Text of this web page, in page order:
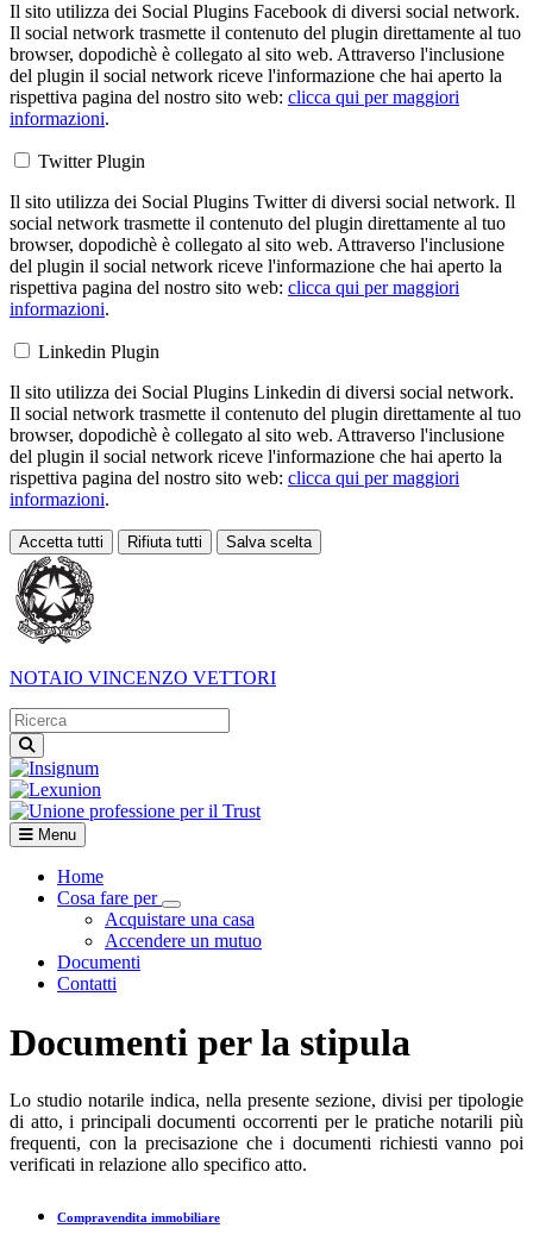
Il sito utilizza dei Social Plugins Facebook di diversi social network.
Il social network trasmette il contenuto del plugin direttamente al tuo
browser, dopodichè è collegato al sito web. Attraverso l'inclusione
del plugin il social network riceve l'informazione che hai aperto la
rispettiva pagina del nostro sito web: clicca qui per maggiori
informazioni.
Twitter Plugin
Il sito utilizza dei Social Plugins Twitter di diversi social network. Il
social network trasmette il contenuto del plugin direttamente al tuo
browser, dopodichè è collegato al sito web. Attraverso l'inclusione
del plugin il social network riceve l'informazione che hai aperto la
rispettiva pagina del nostro sito web: clicca qui per maggiori
informazioni.
Linkedin Plugin
Il sito utilizza dei Social Plugins Linkedin di diversi social network.
Il social network trasmette il contenuto del plugin direttamente al tuo
browser, dopodichè è collegato al sito web. Attraverso l'inclusione
del plugin il social network riceve l'informazione che hai aperto la
rispettiva pagina del nostro sito web: clicca qui per maggiori
informazioni.
Accetta tutti Rifiuta tutti Salva scelta
Loading...
NOTAIO VINCENZO VETTORI
Menu
Home
Cosa fare per
Visualizza menù di secondo livello
Acquistare una casa
Accendere un mutuo
Documenti
Contatti
Documenti per la stipula
Lo studio notarile indica, nella presente sezione, divisi per tipologie
di atto, i principali documenti occorrenti per le pratiche notarili più
frequenti, con la precisazione che i documenti richiesti vanno poi
verificati in relazione allo specifico atto.
Compravendita immobiliare